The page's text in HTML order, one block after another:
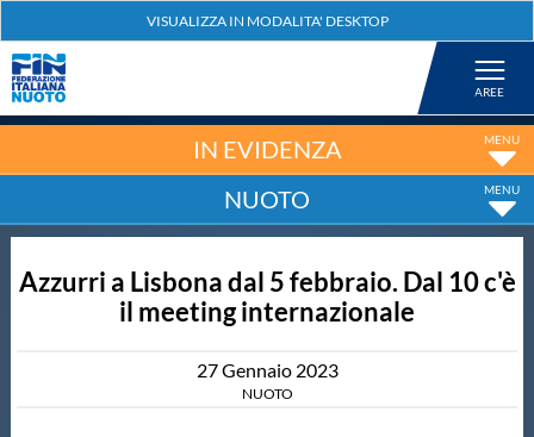
Nuoto
Tuffi
IN EVIDENZA
NUOTO
Azzurri a Lisbona dal 5 febbraio. Dal 10 c'è
il meeting internazionale
27Gennaio 2023
NUOTO